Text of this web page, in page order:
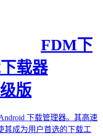
FDM下
载器
版
下载管理器。其高速
其成为用户首选的下载工